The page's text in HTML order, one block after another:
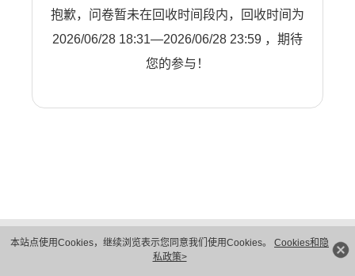
本站点使用Cookies，继续浏览表示您同意我们使用Cookies。 Cookies和隐
私政策>
抱歉，问卷暂未在回收时间段内，回收时间为
2026/06/28 18:31—2026/06/28 23:59 ，期待
您的参与！
隐私保护
法律声明